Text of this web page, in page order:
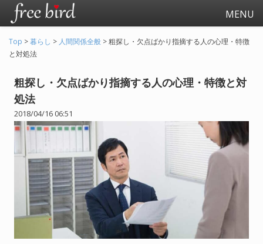
MENU
起業
会社生活
会社の仕事全般
会社の人間関係
退職関連
Top >暮らし > 人間関係全般 >粗探し・欠点ばかり指摘する人の心理・特徴
と対処法
粗探し・欠点ばかり指摘する人の心理・特徴と対
処法
2018/04/16 06:51